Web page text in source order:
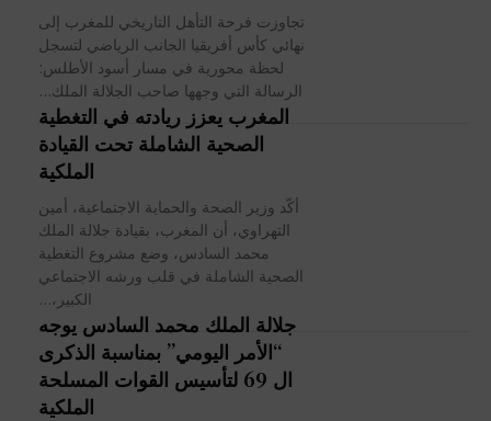
تجاوزت فرحة التأهل التاريخي للمغرب إلى
نهائي كأس أفريقيا الجانب الرياضي لتسجل
لحظة محورية في مسار أسود الأطلس:
الرسالة التي وجهها صاحب الجلالة الملك...
المغرب يعزز ريادته في التغطية
الصحية الشاملة تحت القيادة
الملكية
أكّد وزير الصحة والحماية الاجتماعية، أمين
التهراوي، أن المغرب، بقيادة جلالة الملك
محمد السادس، وضع مشروع التغطية
الصحية الشاملة في قلب ورشه الاجتماعي
الكبير،...
جلالة الملك محمد السادس يوجه
“الأمر اليومي” بمناسبة الذكرى
ال 69 لتأسيس القوات المسلحة
الملكية